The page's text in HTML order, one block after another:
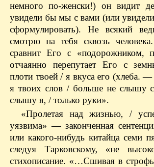
немного по-женски!) он видит
увидели бы мы с вами (или
сформулировать). Не всякий
смотрю на тебя сквозь
сравнит Его с «подорожником,
отчаянно перепутает Его с
плоти твоей / я вкуса его (хлеба.
я твоих слов / больше не слышу
слышу я, / только руки».
«Пролетая над жизнью, /
уязвима» — законченная
или какого-нибудь китайца семи
следуя Тарковскому, «не
стихописание. «…Сшивая в